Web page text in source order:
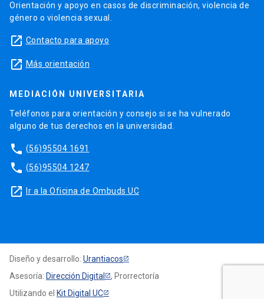
Orientación y apoyo en casos de discriminación, violencia de
género o violencia sexual.
launch Contacto para apoyo
launch Más orientación
MEDIACIÓN UNIVERSITARIA
Teléfonos para orientación y consejo si se ha vulnerado
alguno de tus derechos en la universidad.
phone (56)95504 1691
phone (56)95504 1247
launch Ir a la Oficina de Ombuds UC
Diseño y desarrollo: Urantiacos
Asesoría: Dirección Digital
, Prorrectoría
Utilizando el Kit Digital UC